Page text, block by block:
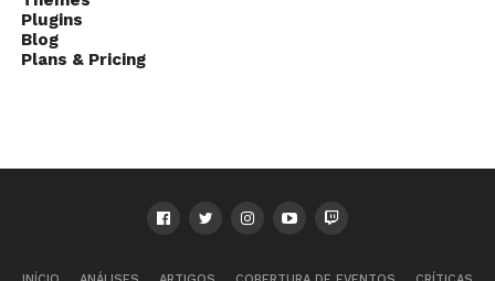
Plugins
Blog
Plans & Pricing